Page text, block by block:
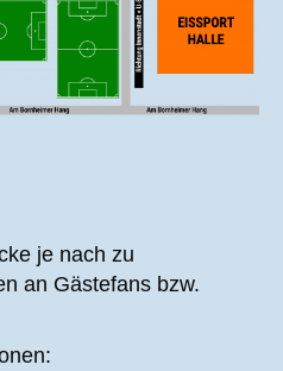
je nach zu
an Gästefans bzw.